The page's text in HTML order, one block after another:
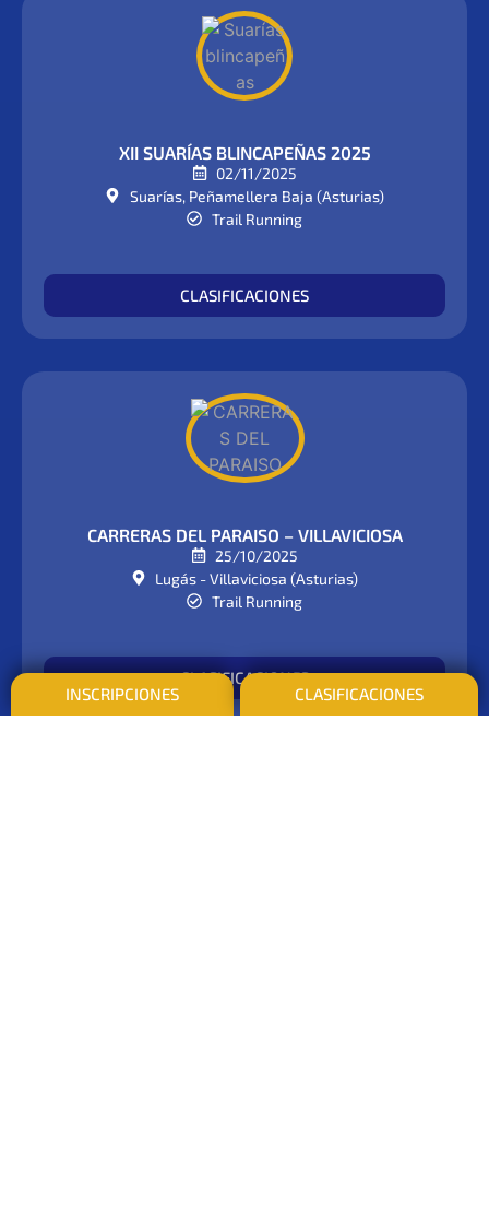
XII SUARÍAS BLINCAPEÑAS 2025
02/11/2025
Suarías, Peñamellera Baja (Asturias)
Trail Running
CLASIFICACIONES
CARRERAS DEL PARAISO – VILLAVICIOSA
25/10/2025
Lugás - Villaviciosa (Asturias)
Trail Running
CLASIFICACIONES
INSCRIPCIONES CLASIFICACIONES